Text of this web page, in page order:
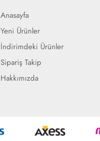
Anasayfa
Yeni Ürünler
İndirimdeki Ürünler
Sipariş Takip
Hakkımızda